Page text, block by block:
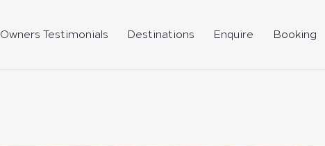
Owners Testimonials Destinations Enquire Booking